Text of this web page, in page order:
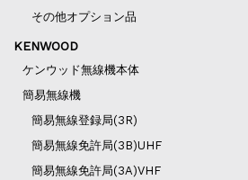
その他オプション品
KENWOOD
ケンウッド無線機本体
簡易無線機
簡易無線登録局(3R)
簡易無線免許局(3B)UHF
簡易無線免許局(3A)VHF